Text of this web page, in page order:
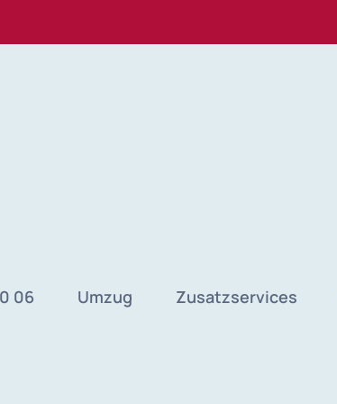
06 Umzug Zusatzservices